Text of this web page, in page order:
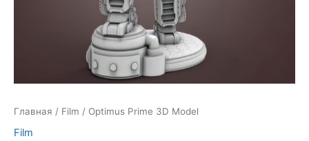
Главная / Film / Optimus Prime 3D Model
Film